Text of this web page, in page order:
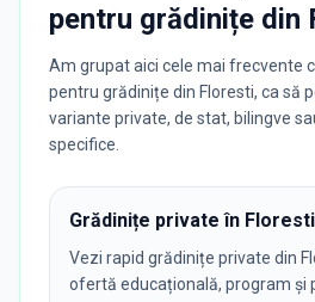
pentru grădinițe din
Am grupat aici cele mai frecvente
pentru grădinițe din Floresti, ca să
variante private, de stat, bilingve
specifice.
Grădinițe private în Floresti
Vezi rapid grădinițe private din
ofertă educațională, program și